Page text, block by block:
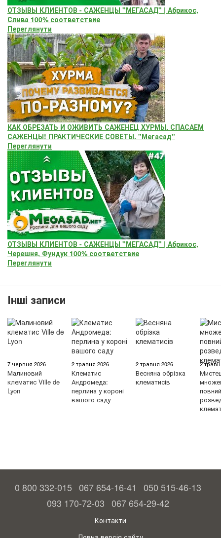
ОТЗЫВЫ КЛИЕНТОВ - САЖЕНЦЫ "МЕГАСАД" | Абрикос,
Слива 100% соответствие
Переглянути
КАК ОБРЕЗАТЬ И ОЖИВИТЬ САЖЕНЕЦ ХУРМЫ. СПАСАЕМ
САЖЕНЦЫ! ПРАКТИЧЕСКИЕ СОВЕТЫ. "Мегасад"
Переглянути
ОТЗЫВЫ КЛИЕНТОВ - САЖЕНЦЫ "МЕГАСАД" | Абрикос,
Черешня, Фундук 100% соответствие
Переглянути
Інші записи
7 червня 2026
Малиновий
клематис Ville de
Lyon
2 травня 2026
Клематис
Андромеда:
перлина у короні
вашого саду
2 травня 2026
Весняна обрізка
клематисів
2
повний
0 800 332-015 067 654-16-41
050 515-46-13
093 170-72-03 067 654-29-42
Контакти